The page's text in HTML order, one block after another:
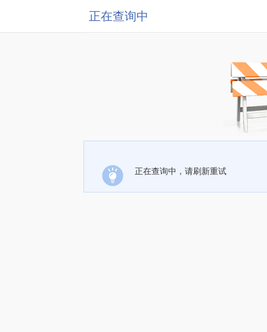
正在查询中
正在查询中，请刷新重试